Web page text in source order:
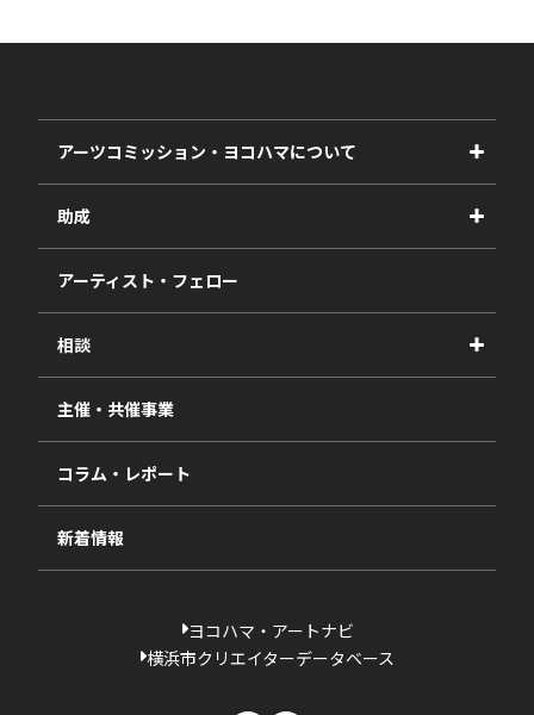
アーツコミッション・ヨコハマについて
事業紹介
事業報告書
助成
2027年度
2026年度
2025年度
2024年度
2023年度
過去の採択一覧
アーティスト・フェロー
相談
視察・ヒアリング・研究
相談依頼フォーム
主催・共催事業
コラム・レポート
新着情報
ヨコハマ・アートナビ
横浜市クリエイターデータベース